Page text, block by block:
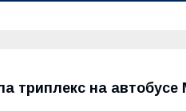
триплекс на автобусе